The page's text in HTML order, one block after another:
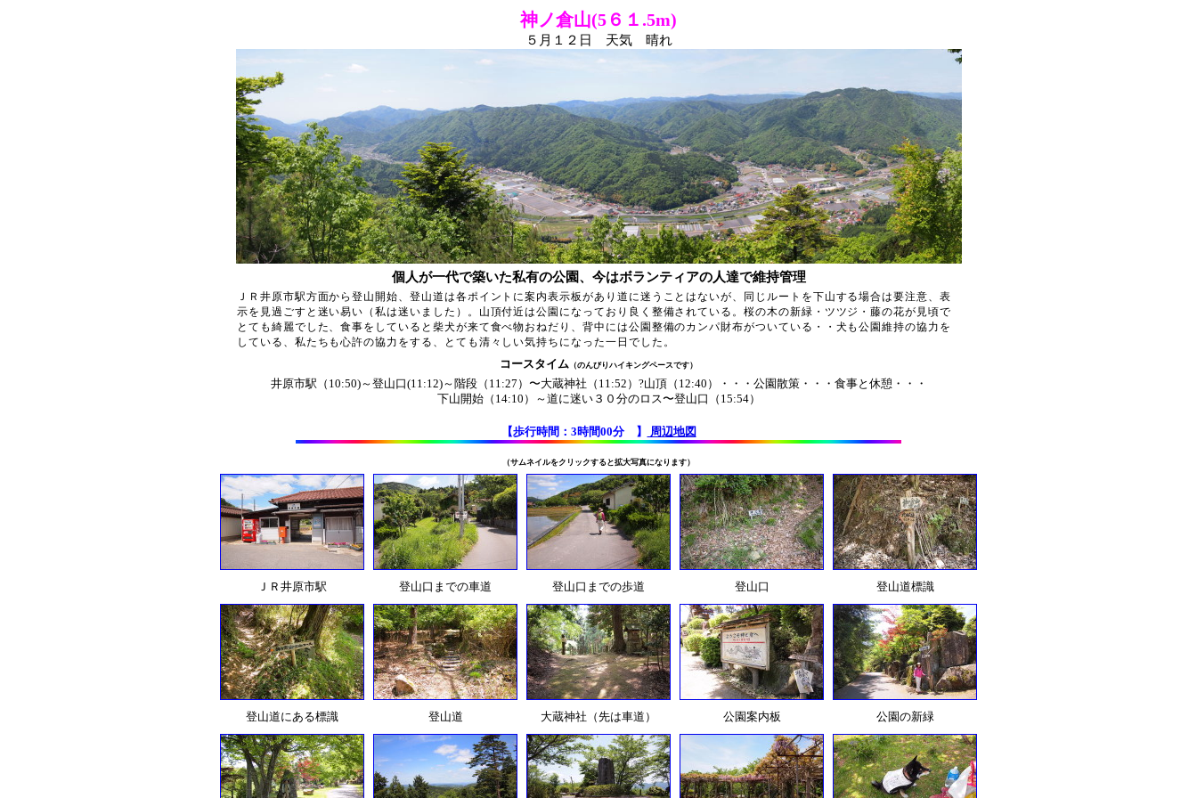
神ノ倉山(5６１.5m)
５月１２日 天気 晴れ
個人が一代で築いた私有の公園、今はボランティアの人達で維持管理
ＪＲ井原市駅方面から登山開始、登山道は各ポイントに案内表示板があり道に迷うことはないが、同じルートを下山する場合は要注意、表
示を見過ごすと迷い易い（私は迷いました）。山頂付近は公園になっており良く整備されている。桜の木の新緑・ツツジ・藤の花が見頃で
とても綺麗でした、食事をしていると柴犬が来て食べ物おねだり、背中には公園整備のカンパ財布がついている・・犬も公園維持の協力を
している、私たちも心許の協力をする、とても清々しい気持ちになった一日でした。
コースタイム （のんびりハイキングペースです）
井原市駅（10:50)～登山口(11:12)～階段（11:27）〜大蔵神社（11:52）?山頂（12:40）・・・公園散策・・・食事と休憩・・・
下山開始（14:10）～道に迷い３０分のロス〜登山口（15:54）
【歩行時間：3時間00分 】 周辺地図
（サムネイルをクリックすると拡大写真になります）
ＪＲ井原市駅 登山口までの車道 登山口までの歩道 登山口 登山道標識
登山道にある標識 登山道 大蔵神社（先は車道） 公園案内板 公園の新緑